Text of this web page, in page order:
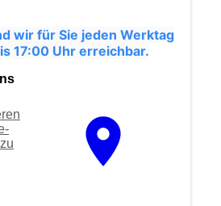
wir für Sie jeden Werktag
17:00 Uhr erreichbar.